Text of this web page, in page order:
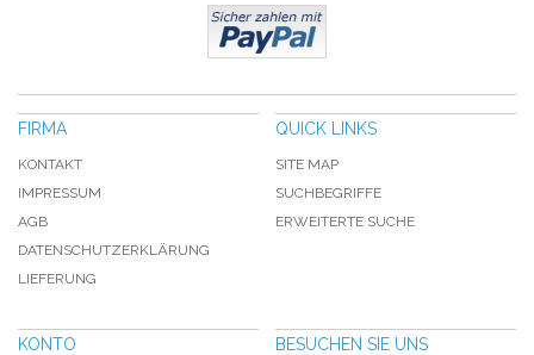
FIRMA
KONTAKT
IMPRESSUM
AGB
DATENSCHUTZERKLÄRUNG
LIEFERUNG
QUICK LINKS
SITE MAP
SUCHBEGRIFFE
ERWEITERTE SUCHE
KONTO BESUCHEN SIE UNS